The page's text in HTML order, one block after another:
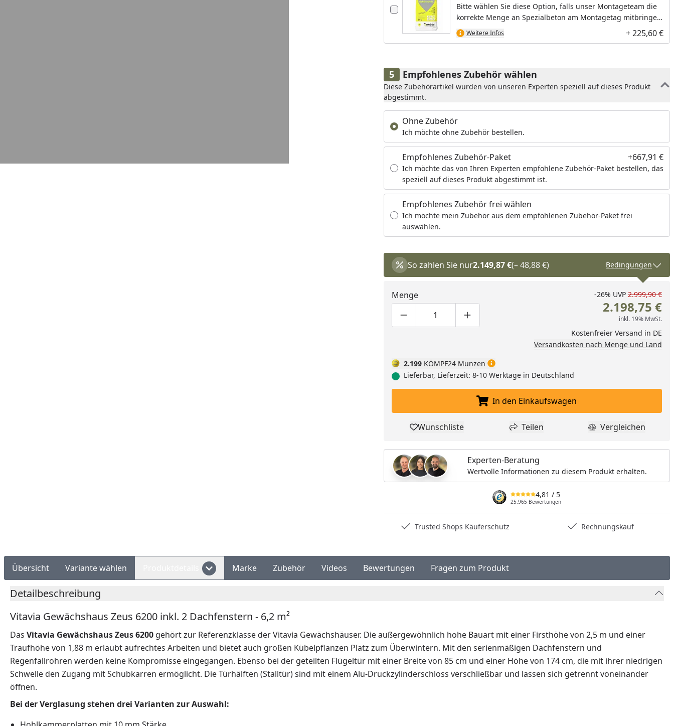
Bitte wählen Sie diese Option, falls unser Montageteam die
korrekte Menge an Spezialbeton am Montagetag mitbringen
soll. Der Preis umfasst den Spezialbeton, den Transport zur
Baustelle sowie die Entsorgung des entstehenden Abfalls.
Weitere Infos + 225,60 €
Empfohlenes Zubehör wählen
Diese Zubehörartikel wurden von unseren Experten speziell auf dieses Produkt
abgestimmt.
Ohne Zubehör
Ich möchte ohne Zubehör bestellen.
Empfohlenes Zubehör-Paket +667,91 €
Ich möchte das von Ihren Experten empfohlene Zubehör-Paket bestellen, das
speziell auf dieses Produkt abgestimmt ist.
Empfohlenes Zubehör frei wählen
Ich möchte mein Zubehör aus dem empfohlenen Zubehör-Paket frei
auswählen.
So zahlen Sie nur2.149,87 €(– 48,88 €) Bedingungen
Menge
Produktmenge um eins verringern
Produktmenge manuell eingeben
Produktmenge um eins erhöhen
-26% UVP 2.999,90 €
2.198,75 €
inkl. 19% MwSt.
Kostenfreier Versand in DE
Versandkosten nach Menge und Land
2.199 KÖMPF24 Münzen
Lieferbar, Lieferzeit: 8-10 Werktage in Deutschland
In den Einkaufswagen legen
In den Einkaufswagen
Produkt zur Wunschliste hinzufügen
Wunschliste Teilen
Teilen Produkt
Vergleichen
Experten-Beratung
Wertvolle Informationen zu diesem Produkt erhalten.
4,81 / 5
25.965 Bewertungen
Trusted Shops Käuferschutz Rechnungskauf
Übersicht Variante wählen Marke Zubehör Videos Bewertungen Fragen zum Produkt
Detailbeschreibung
Vitavia Gewächshaus Zeus 6200 inkl. 2 Dachfenstern - 6,2 m²
Das Vitavia Gewächshaus Zeus 6200 gehört zur Referenzklasse der Vitavia Gewächshäuser. Die außergewöhnlich hohe Bauart mit einer Firsthöhe von 2,5 m und einer
Traufhöhe von 1,88 m erlaubt aufrechtes Arbeiten und bietet auch großen Kübelpflanzen Platz zum Überwintern. Mit den serienmäßigen Dachfenstern und
Regenfallrohren werden keine Kompromisse eingegangen. Ebenso bei der geteilten Flügeltür mit einer Breite von 85 cm und einer Höhe von 174 cm, die mit ihrer niedrigen
Schwelle den Zugang mit Schubkarren ermöglicht. Die Türhälften (Stalltür) sind mit einem Alu-Druckzylinderschloss verschließbar und lassen sich getrennt voneinander
öffnen.
Bei der Verglasung stehen drei Varianten zur Auswahl: